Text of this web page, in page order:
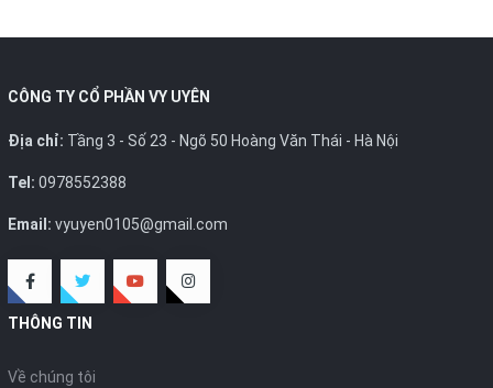
CÔNG TY CỔ PHẦN VY UYÊN
Địa chỉ: Tầng 3 - Số 23 - Ngõ 50 Hoàng Văn Thái - Hà Nội
Tel: 0978552388
Email: vyuyen0105@gmail.com
THÔNG TIN
Về chúng tôi